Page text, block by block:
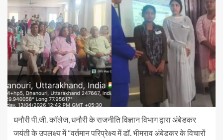
धनौरी पी.जी. कॉलेज, धनौरी के राजनीति विज्ञान विभाग द्वारा अंबेडकर
जयंती के उपलक्ष्य में “वर्तमान परिप्रेक्ष्य में डॉ. भीमराव अंबेडकर के विचारों